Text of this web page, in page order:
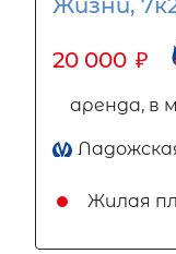
20 000 ₽
аренда, в
Жилая